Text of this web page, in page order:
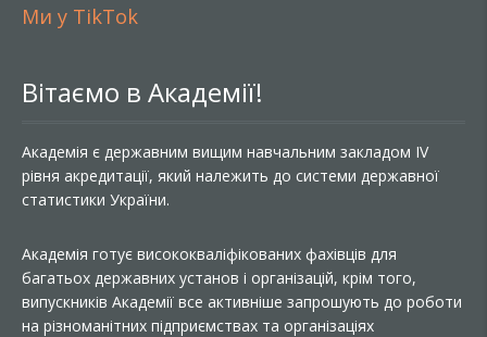
Ми у TikTok
Вітаємо в Академії!
Академія є державним вищим навчальним закладом IV
рівня акредитації, який належить до системи державної
статистики України.
Академія готує висококваліфікованих фахівців для
багатьох державних установ і організацій, крім того,
випускників Академії все активніше запрошують до роботи
на різноманітних підприємствах та організаціях